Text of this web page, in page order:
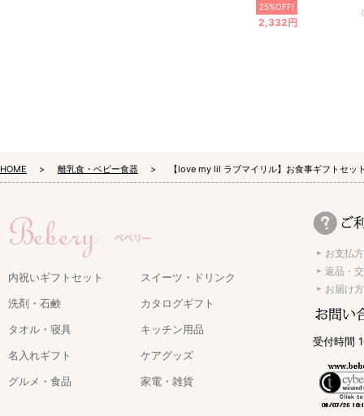
25%OFF!
2,332円
HOME 離乳食・ベビー食器 【love my lil ラブマイリル】お食事ギフトセッ
内祝いギフトセット
スイーツ・ドリンク
洗剤・石鹸
カタログギフト
タオル・寝具
キッチン用品
名入れギフト
ケアグッズ
グルメ・食品
家電・雑貨
お支払
返品・
お届け
受付時間